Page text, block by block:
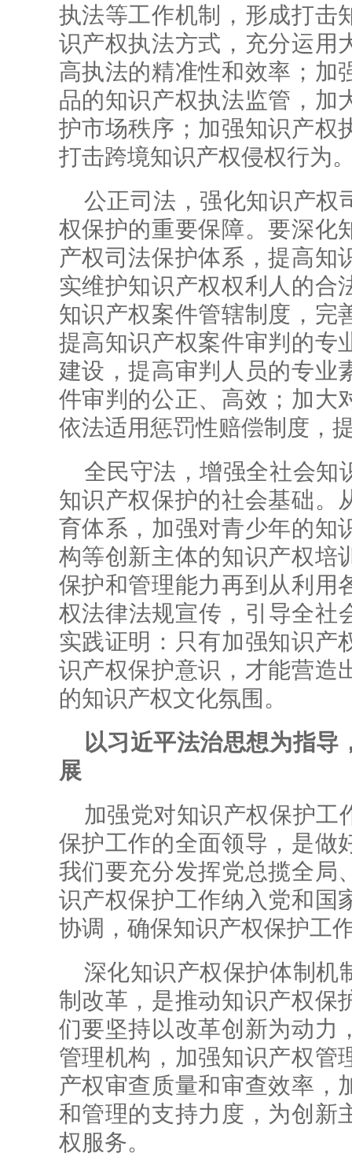
执法等工作机制，形成打击
识产权执法方式，充分运用
高执法的精准性和效率；加
品的知识产权执法监管，加
护市场秩序；加强知识产权
打击跨境知识产权侵权行为
公正司法，强化知识产权
权保护的重要保障。要深化
产权司法保护体系，提高知
实维护知识产权权利人的合
知识产权案件管辖制度，完
提高知识产权案件审判的专
建设，提高审判人员的专业
件审判的公正、高效；加大
依法适用惩罚性赔偿制度，
全民守法，增强全社会知
知识产权保护的社会基础。
育体系，加强对青少年的知
构等创新主体的知识产权培
保护和管理能力再到从利用
权法律法规宣传，引导全
实践证明：只有加强知识产
识产权保护意识，才能营造
的知识产权文化氛围。
以习近平法治思想为指导
展
加强党对知识产权保护工
保护工作的全面领导，是做
我们要充分发挥党总揽全局
识产权保护工作纳入党和国
协调，确保知识产权保护工
深化知识产权保护体制机
制改革，是推动知识产权保
们要坚持以改革创新为动力
管理机构，加强知识产权管
产权审查质量和审查效率，
和管理的支持力度，为创新
权服务。